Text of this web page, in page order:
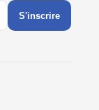
S'inscrire